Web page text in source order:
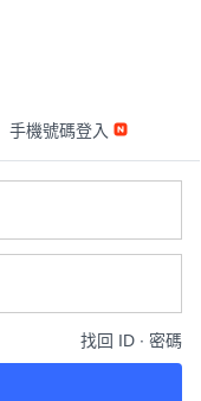
手機號碼登入
找回 ID ∙ 密碼